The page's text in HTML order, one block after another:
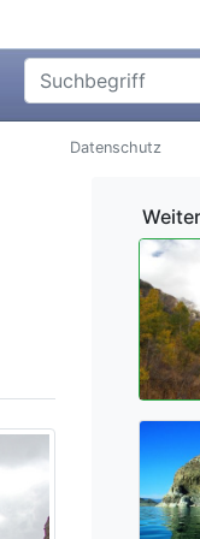
Suchbegriff
Datenschutz